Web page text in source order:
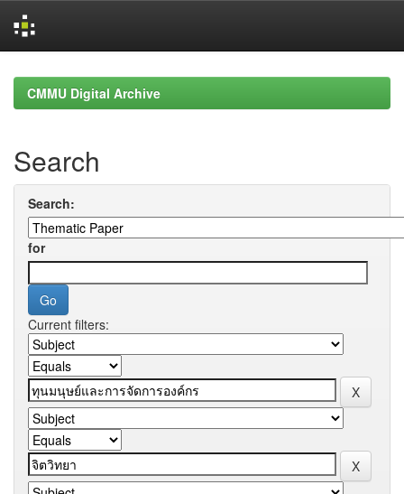
navigationCMMU Digital Archive
Search
Search:
for
Current filters: